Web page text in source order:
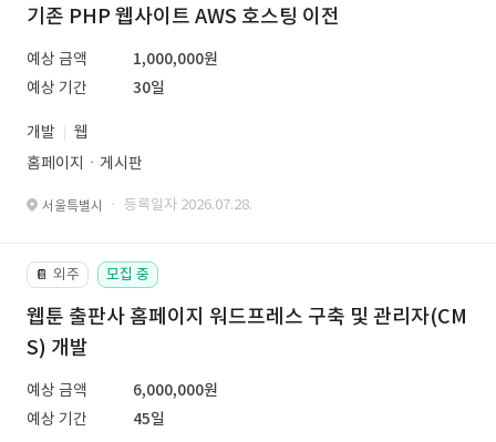
기존 PHP 웹사이트 AWS 호스팅 이전
예상 금액
1,000,000원
예상 기간
30일
개발
웹
홈페이지ㆍ게시판
서울특별시 · 등록일자 2026.07.28.
📔 외주 모집 중
웹툰 출판사 홈페이지 워드프레스 구축 및 관리자(CM
S) 개발
예상 금액
6,000,000원
예상 기간
45일